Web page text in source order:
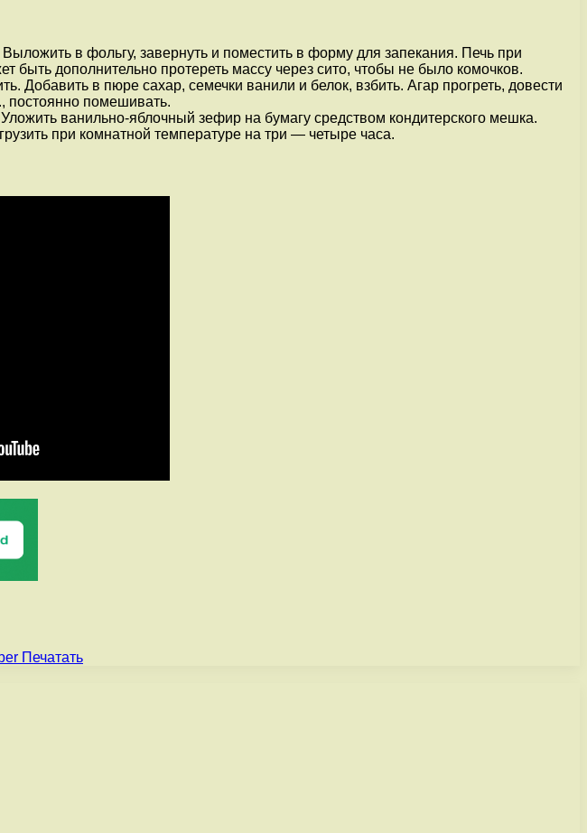
в фольгу, завернуть и поместить в форму для запекания. Печь при
быть дополнительно протереть массу через сито, чтобы не было комочков.
Добавить в пюре сахар, семечки ванили и белок, взбить. Агар прогреть, довести
постоянно помешивать.
ванильно-яблочный зефир на бумагу средством кондитерского мешка.
при комнатной температуре на три — четыре часа.
Печатать